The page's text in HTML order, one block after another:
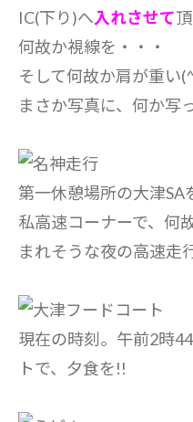
IC(下り)へ入れさせて
何故か視線を・・・
そして何故か肩が重い
まさか写真に、何か写
第一休憩場所の大津
私高速コーナーで、何
まれそうな夜の高速走
現在の時刻。午前2時
トで、夕食を!!